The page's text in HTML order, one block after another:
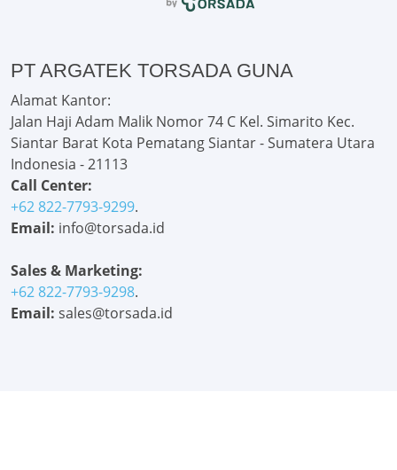
PT ARGATEK TORSADA GUNA
Alamat Kantor:
Jalan Haji Adam Malik Nomor 74 C Kel. Simarito Kec.
Siantar Barat Kota Pematang Siantar - Sumatera Utara
Indonesia - 21113
Call Center:
+62 822-7793-9299.
Email: info@torsada.id
Sales & Marketing:
+62 822-7793-9298.
Email: sales@torsada.id